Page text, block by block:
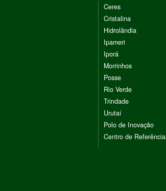
Ceres
Cristalina
Hidrolândia
Ipameri
Iporá
Morrinhos
Posse
Rio Verde
Trindade
Urutaí
Polo de Inovação
Centro de Referência